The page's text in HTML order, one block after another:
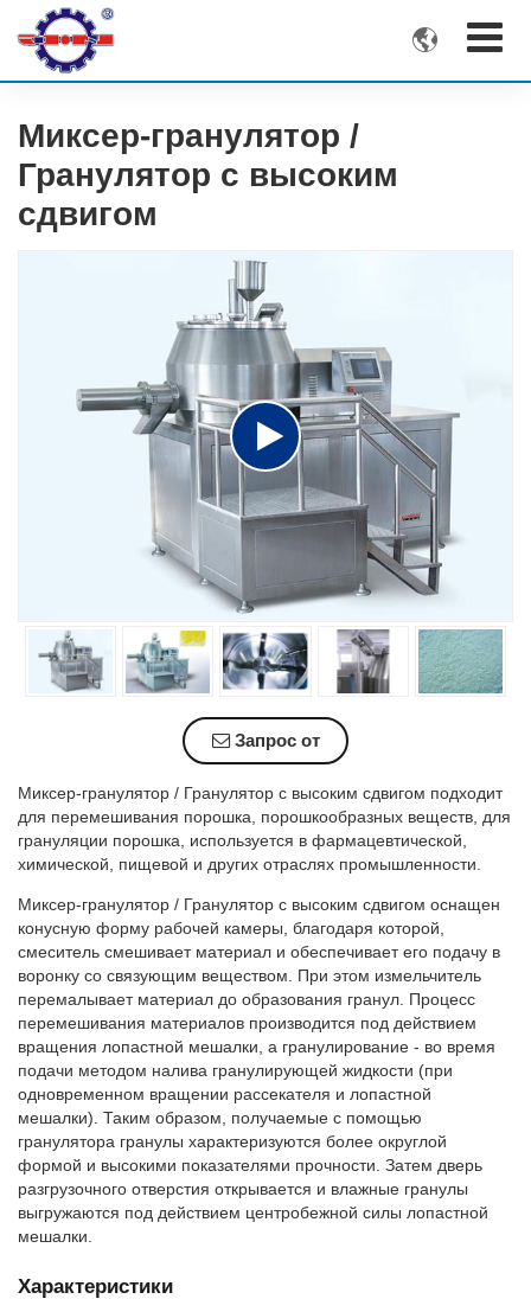

Миксер-гранулятор /
Гранулятор с высоким
сдвигом
Запрос от
Миксер-гранулятор / Гранулятор с высоким сдвигом подходит
для перемешивания порошка, порошкообразных веществ, для
грануляции порошка, используется в фармацевтической,
химической, пищевой и других отраслях промышленности.
Миксер-гранулятор / Гранулятор с высоким сдвигом оснащен
конусную форму рабочей камеры, благодаря которой,
смеситель смешивает материал и обеспечивает его подачу в
воронку со связующим веществом. При этом измельчитель
перемалывает материал до образования гранул. Процесс
перемешивания материалов производится под действием
вращения лопастной мешалки, а гранулирование - во время
подачи методом налива гранулирующей жидкости (при
одновременном вращении рассекателя и лопастной
мешалки). Таким образом, получаемые с помощью
гранулятора гранулы характеризуются более округлой
формой и высокими показателями прочности. Затем дверь
разгрузочного отверстия открывается и влажные гранулы
выгружаются под действием центробежной силы лопастной
мешалки.
Характеристики